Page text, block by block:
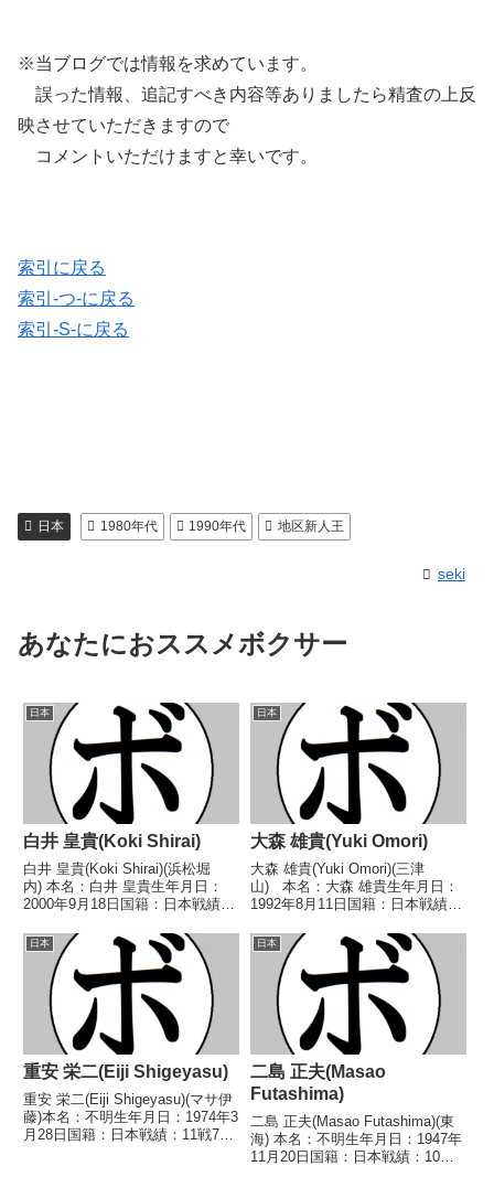
※当ブログでは情報を求めています。
誤った情報、追記すべき内容等ありましたら精査の上反
映させていただきますので
コメントいただけますと幸いです。
索引に戻る
索引-つ-に戻る
索引-S-に戻る
日本 1980年代 1990年代 地区新人王
seki
あなたにおススメボクサー
日本
白井 皇貴(Koki Shirai)
白井 皇貴(Koki Shirai)(浜松堀
内) 本名：白井 皇貴生年月日：
2000年9月18日国籍：日本戦績：
し 【戦歴】■2026年度中日本フ
ェザー級新人王準々決勝
2026/04/11 ○3RTKO...
日本
大森 雄貴(Yuki Omori)
大森 雄貴(Yuki Omori)(三津
山) 本名：大森 雄貴生年月日：
1992年8月11日国籍：日本戦績：
ル】2018年度中日本バンタム級
新人王 【戦歴】2017/04/23
○2RTKO 室田...
日本
重安 栄二(Eiji Shigeyasu)
重安 栄二(Eiji Shigeyasu)(マサ伊
藤)本名：不明生年月日：1974年3
月28日国籍：日本戦績：11戦7勝
日本
二島 正夫(Masao
Futashima)
二島 正夫(Masao Futashima)(東
海) 本名：不明生年月日：1947年
11月20日国籍：日本戦績：10戦5